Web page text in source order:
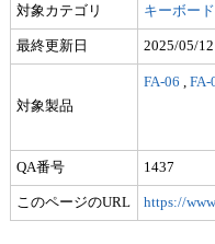
対象カテゴリ キーボー
最終更新日 2025/05/12
対象製品
FA-06 ,FA-
QA番号 1437
このページのURL https://